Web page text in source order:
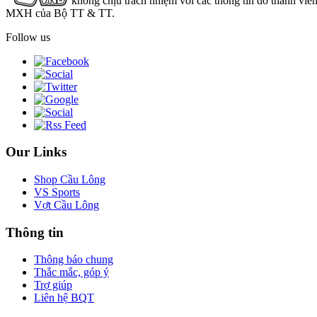
MXH của Bộ TT & TT.
Follow us
Our Links
Shop Cầu Lông
VS Sports
Vợt Cầu Lông
Thông tin
Thông báo chung
Thắc mắc, góp ý
Trợ giúp
Liên hệ BQT